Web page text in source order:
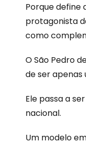
Porque
protagonista
como
O São Pedro
de ser apenas
Ele passa a
nacional.
Um modelo